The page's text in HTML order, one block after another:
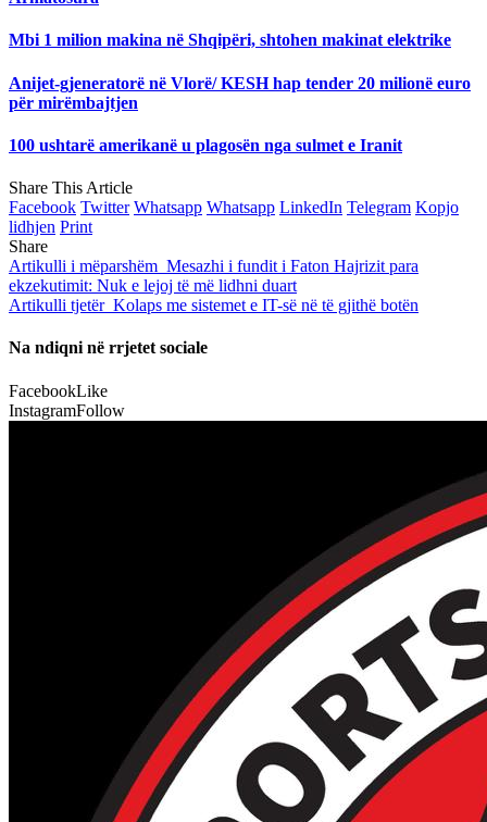
Mbi 1 milion makina në Shqipëri, shtohen makinat elektrike
Anijet-gjeneratorë në Vlorë/ KESH hap tender 20 milionë euro
për mirëmbajtjen
100 ushtarë amerikanë u plagosën nga sulmet e Iranit
Share This Article
Facebook Twitter Whatsapp Whatsapp LinkedIn Telegram Kopjo
lidhjen Print
Share
Artikulli i mëparshëm Mesazhi i fundit i Faton Hajrizit para
ekzekutimit: Nuk e lejoj të më lidhni duart
Artikulli tjetër Kolaps me sistemet e IT-së në të gjithë botën
Na ndiqni në rrjetet sociale
FacebookLike
InstagramFollow